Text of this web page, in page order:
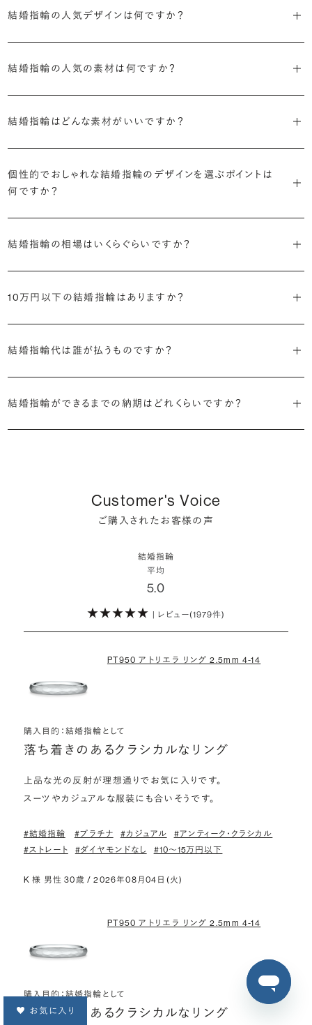
ングリング）やWedding Band（ウエディングバンド）と呼ばれます。
る」意味があるとされる左手薬指に着けるのが一般的です。しかし、実
詳しくはこちら
結婚指輪の人気デザインは何ですか？
よく選ばれます。
表面の質感は、鏡のように艶々とした「ミラー」が人気です。
傾向にあります。
です。人気の高さを参考にしつつも、ご自身で試着や検討を重ね、ぜ
ひ目にする度に「やっぱりこのリングが好き」と思えるようなデザイン
結婚指輪の人気の素材は何ですか？
が、近年はゴールド系の素材への注目も高まっています。
結婚指輪はどんな素材がいいですか？
んどありません。純粋に色味の好みでお選びいただくと良いかと思い
ます。
ようなカラー（素材）を、試着を通して探してみましょう。
もしよく身に着けるジュエリーや時計があれば、コーディネートの相性
ることを目的に、結婚指輪は複数の素材を使った「コンビネーション素
材」でオーダーする方もいらっしゃいます。
個性的でおしゃれな結婚指輪のデザインを選ぶポイントは
何ですか？
を選べると、満足感が高まりそうです。具体的には、以下のようなポイ
・標準よりも、細めあるいは太めの幅を選ぶ
・ミラー以外の仕上げ
結婚指輪の相場はいくらぐらいですか？
場は全国平均で約32.1万円。20〜25万円未満の範囲で選ぶカップル
10万円以下の結婚指輪はありますか？
材（カラー）や幅の広さ、ダイヤモンドの有無などで価格が変わってま
結婚指輪の一覧を見る
結婚指輪代は誰が払うものですか？
る回答が、二人でが89.2%、次いで妻が8.7%、夫が1.8%という結果で
結婚指輪ができるまでの納期はどれくらいですか？
ほとんどの結婚指輪は完成まで4週間前後、素材（カラー）やデザイン
Customer's Voice
ご購入されたお客様の声
結婚指輪
平均
5.0
| レビュー(1979件)
PT950 アトリエラ リング 2.5mm 4-14
購入目的：結婚指輪として
落ち着きのあるクラシカルなリング
上品な光の反射が理想通りでお気に入りです。
スーツやカジュアルな服装にも合いそうです。
#結婚指輪 #プラチナ #カジュアル
#アンティーク・クラシカル
#ストレート
#ダイヤモンドなし #10〜15万円以下
K 様 男性 30歳 / 2026年08月04日(火)
PT950 アトリエラ リング 2.5mm 4-14
購入目的：結婚指輪として
落ち着きのあるクラシカルなリング
お気に入り